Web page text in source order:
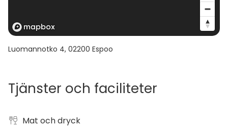
Luomannotko 4, 02200 Espoo
Tjänster och faciliteter
Mat och dryck